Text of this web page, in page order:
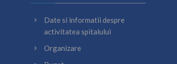
Date si informatii despre
activitatea spitalului
Organizare